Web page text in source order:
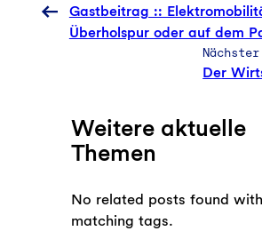
Gastbeitrag ::
Überholspur oder auf dem
Der
Weitere aktuelle
Themen
No related posts found with
matching tags.